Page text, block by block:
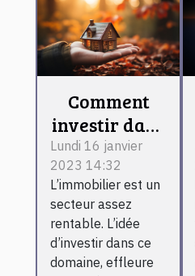
Comment
investir dans
l’immobilier
locatif ?
Lundi 16 janvier
2023 14:32
L’immobilier est un
secteur assez
rentable. L’idée
d’investir dans ce
domaine, effleure